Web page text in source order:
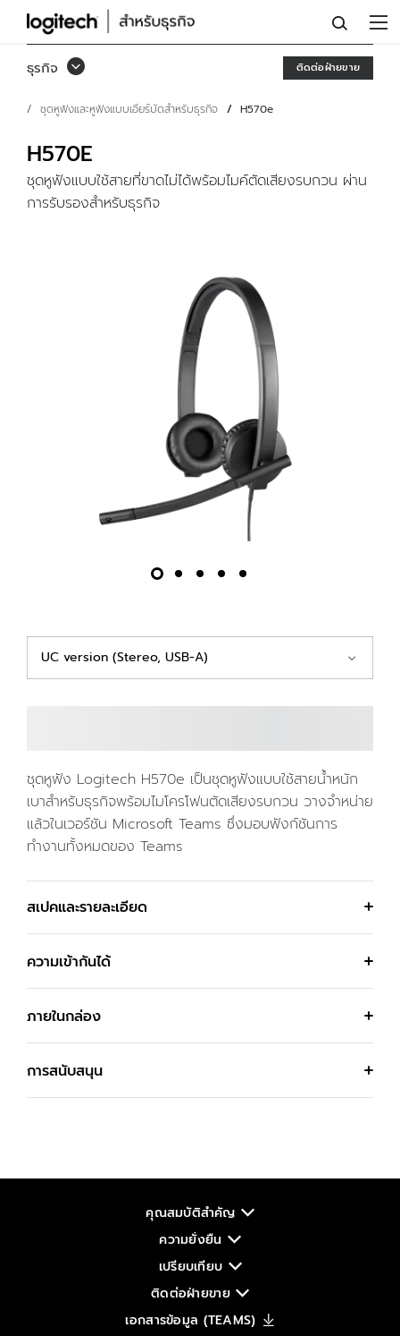
ชุด
ฟัง
USB
H570E
พร้อม
ไมค์
ธุรกิจ ติดต่อฝ่ายขาย
ชุดหูฟังและหูฟังแบบเอียร์บัดสำหรับธุรกิจ H570e
H570E
ชุดหูฟังแบบใช้สายที่ขาดไม่ได้พร้อมไมค์ตัดเสียงรบกวน ผ่าน
การรับรองสำหรับธุรกิจ
UC version (Stereo, USB-A)
ชุดหูฟัง Logitech H570e เป็นชุดหูฟังแบบใช้สายน้ำหนัก
เบาสำหรับธุรกิจพร้อมไมโครโฟนตัดเสียงรบกวน วางจำหน่าย
แล้วในเวอร์ชัน Microsoft Teams ซึ่งมอบฟังก์ชันการ
ทำงานทั้งหมดของ Teams
สเปคและรายละเอียด
ความเข้ากันได้
ภายในกล่อง
การสนับสนุน
คุณสมบัติสำคัญ
ความยั่งยืน
เปรียบเทียบ
ติดต่อฝ่ายขาย
เอกสารข้อมูล (TEAMS)